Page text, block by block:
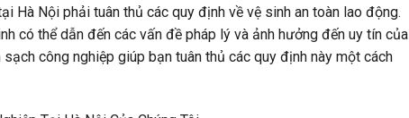
Hà Nội phải tuân thủ các quy định về vệ sinh an toàn lao động.
có thể dẫn đến các vấn đề pháp lý và ảnh hưởng đến uy tín của
công nghiệp giúp bạn tuân thủ các quy định này một cách